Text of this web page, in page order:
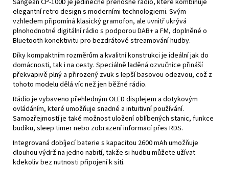
elegantní retro design s moderními technologiemi. Svým
vzhledem připomíná klasický gramofon, ale uvnitř ukrývá
plnohodnotné digitální rádio s podporou DAB+ a FM, doplněné o
Bluetooth konektivitu pro bezdrátové streamování hudby.
Díky kompaktním rozměrům a kvalitní konstrukci je ideální jak do
domácnosti, tak i na cesty. Speciálně laděná ozvučnice přináší
překvapivě plný a přirozený zvuk s lepší basovou odezvou, což z
tohoto modelu dělá víc než jen běžné rádio.
Rádio je vybaveno přehledným OLED displejem a dotykovým
ovládáním, které umožňuje snadné a intuitivní používání.
Samozřejmostí je také možnost uložení oblíbených stanic, funkce
budíku, sleep timer nebo zobrazení informací přes RDS.
Integrovaná dobíjecí baterie s kapacitou 2600 mAh umožňuje
dlouhou výdrž na jedno nabití, takže si hudbu můžete užívat
kdekoliv bez nutnosti připojení k síti.
3
590
Kč